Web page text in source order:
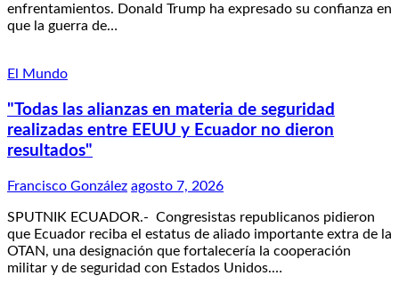
enfrentamientos. Donald Trump ha expresado su confianza en
que la guerra de…
El Mundo
"Todas las alianzas en materia de seguridad
realizadas entre EEUU y Ecuador no dieron
resultados"
Francisco González agosto 7, 2026
SPUTNIK ECUADOR.- Congresistas republicanos pidieron
que Ecuador reciba el estatus de aliado importante extra de la
OTAN, una designación que fortalecería la cooperación
militar y de seguridad con Estados Unidos.…